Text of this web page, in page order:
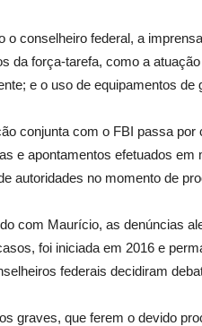
o conselheiro federal, a
da força-tarefa, como a
e o uso de equipamentos de
conjunta com o FBI passa
e apontamentos efetuados
autoridades no momento de
com Maurício, as denúncias
foi iniciada em 2016 e
federais decidiram
graves, que ferem o devido